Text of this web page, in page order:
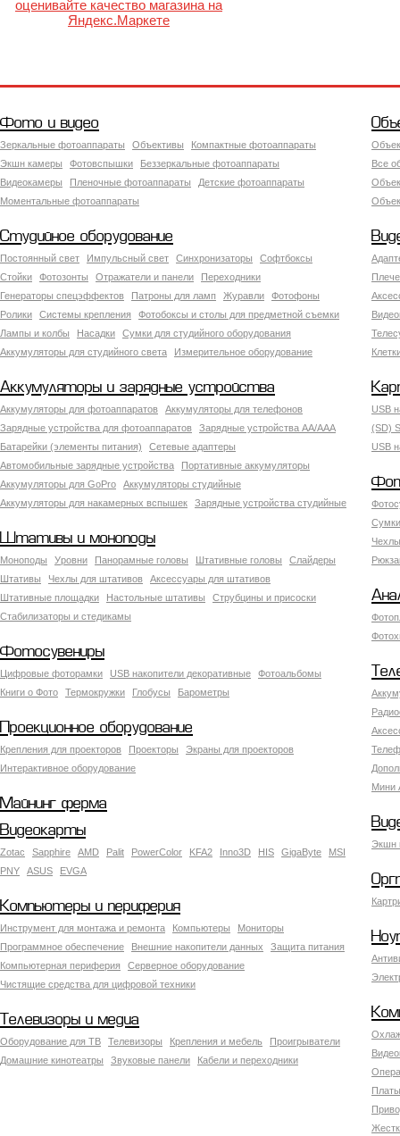
Фото и видео
Зеркальные фотоаппараты Объективы
Компактные фотоаппараты
Экшн камеры
Фотовспышки
Беззеркальные фотоаппараты
Видеокамеры
Пленочные фотоаппараты
Детские фотоаппараты
Моментальные фотоаппараты
Все
Студийное оборудование
Постоянный свет Импульсный свет Синхронизаторы
Софтбоксы
Стойки
Фотозонты Отражатели и панели
Переходники
Генераторы спецэффектов
Патроны для ламп Журавли
Фотофоны
Ролики
Системы крепления
Фотобоксы и столы для предметной съемки
Лампы и колбы
Насадки
Сумки для студийного оборудования
Аккумуляторы для студийного света
Измерительное оборудование
Аккумуляторы и зарядные устройства
Аккумуляторы для фотоаппаратов
Аккумуляторы для телефонов
Зарядные устройства для фотоаппаратов
Зарядные устройства AA/AAA
Батарейки (элементы питания)
Сетевые адаптеры
Автомобильные зарядные устройства
Портативные аккумуляторы
Аккумуляторы для GoPro
Аккумуляторы студийные
Аккумуляторы для накамерных вспышек
Зарядные устройства студийные
USB
(SD)
USB
Штативы и моноподы
Моноподы Уровни Панорамные головы Штативные головы
Слайдеры
Штативы
Чехлы для штативов
Аксессуары для штативов
Штативные площадки
Настольные штативы
Струбцины и присоски
Стабилизаторы и стедикамы
Фотосувениры
Цифровые фоторамки USB накопители декоративные
Фотоальбомы
Книги о Фото
Термокружки Глобусы Барометры
Мини
Проекционное оборудование
Крепления для проекторов Проекторы
Экраны для проекторов
Интерактивное оборудование
Майнинг ферма
Экшн
Видеокарты
Zotac Sapphire AMD Palit PowerColor KFA2 Inno3D HIS GigaByte
MSI
PNY
ASUS EVGA
Компьютеры и периферия
Инструмент для монтажа и ремонта Компьютеры
Мониторы
Программное обеспечение
Внешние накопители данных
Защита питания
Компьютерная периферия
Серверное оборудование
Чистящие средства для цифровой техники
Телевизоры и медиа
Оборудование для ТВ Телевизоры Крепления и мебель
Проигрыватели
Домашние кинотеатры
Звуковые панели Кабели и переходники